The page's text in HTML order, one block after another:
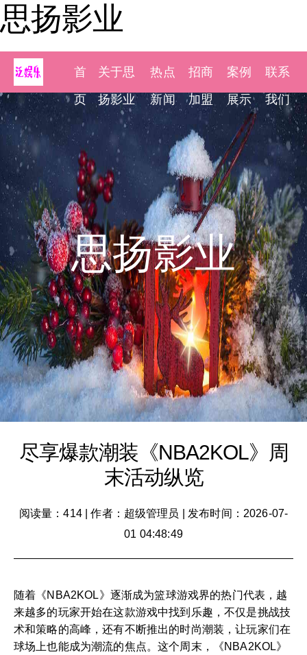
思扬影业
首
页
关于思
扬影业
热点
新闻
招商
加盟
案例
展示
联系
我们
思扬影业
尽享爆款潮装《NBA2KOL》周
末活动纵览
阅读量：414|作者：超级管理员
发布时间：2026-07-
01 04:48:49
随着《NBA2KOL》逐渐成为篮球游戏界的热门代表，越
来越多的玩家开始在这款游戏中找到乐趣，不仅是挑战技
术和策略的高峰，还有不断推出的时尚潮装，让玩家们在
球场上也能成为潮流的焦点。这个周末，《NBA2KOL》